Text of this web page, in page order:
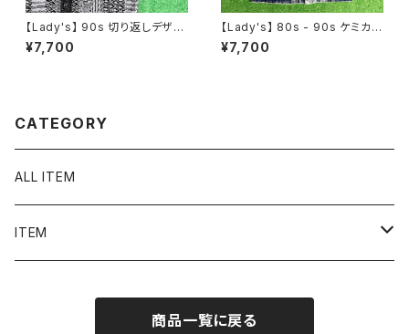
【Lady's】 90s 切り返しデザイ
ン シャツ / 90年代 古着 半袖
レディース 2288
¥7,700
【Lady's】 80s - 90s ケミカル
ウォッシュ デニム スカート / ア
メリカ製 USA製 80年代 90年
¥7,700
CATEGORY
ALL ITEM
ITEM
商品一覧に戻る